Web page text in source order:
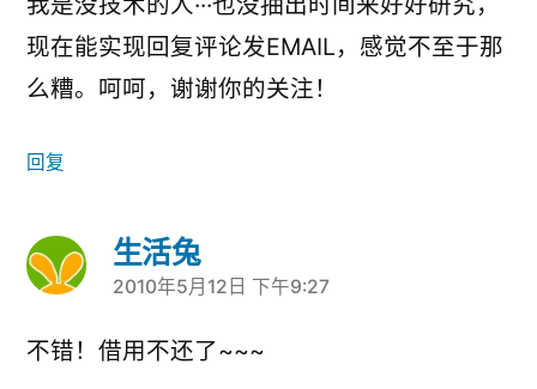
现在能实现回复评论发EMAIL，感觉不至于那
么糟。呵呵，谢谢你的关注！
回复
生活兔
说：
2010年5月12日 下午9:27
不错！借用不还了~~~